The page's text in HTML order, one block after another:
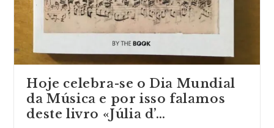
Hoje celebra-se o Dia Mundial
da Música e por isso falamos
deste livro «Júlia d’…